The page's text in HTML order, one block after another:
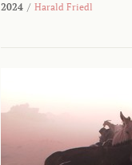
2024 / Harald Friedl